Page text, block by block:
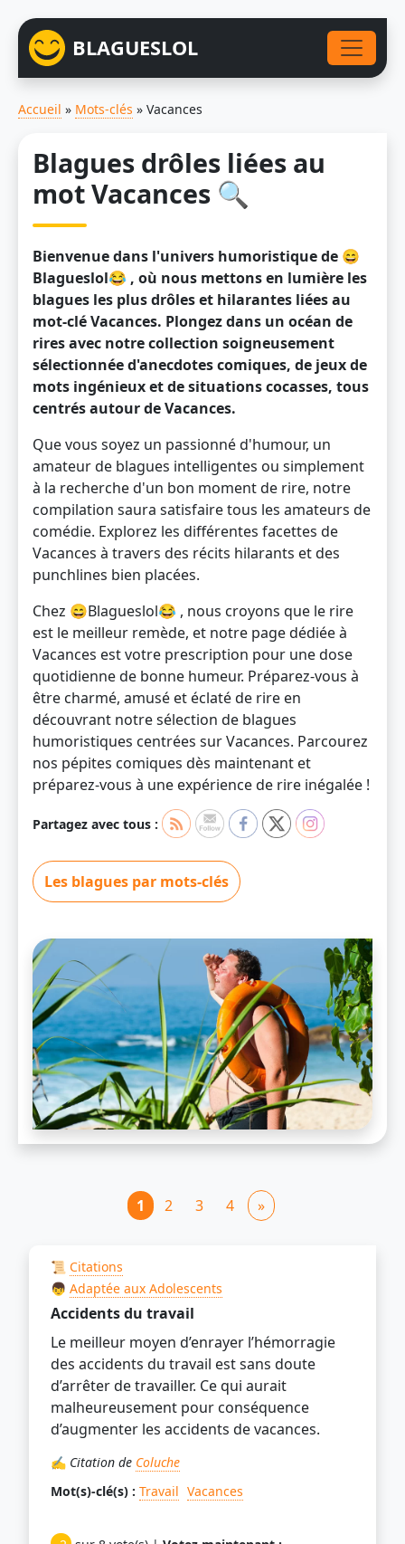
BLAGUESLOL
Accueil » Mots-clés » Vacances
Blagues drôles liées au
mot Vacances 🔍
Bienvenue dans l'univers humoristique de 😄
Blagueslol😂 , où nous mettons en lumière les
blagues les plus drôles et hilarantes liées au
mot-clé Vacances. Plongez dans un océan de
rires avec notre collection soigneusement
sélectionnée d'anecdotes comiques, de jeux de
mots ingénieux et de situations cocasses, tous
centrés autour de Vacances.
Que vous soyez un passionné d'humour, un
amateur de blagues intelligentes ou simplement
à la recherche d'un bon moment de rire, notre
compilation saura satisfaire tous les amateurs de
comédie. Explorez les différentes facettes de
Vacances à travers des récits hilarants et des
punchlines bien placées.
Chez 😄Blagueslol😂 , nous croyons que le rire
est le meilleur remède, et notre page dédiée à
Vacances est votre prescription pour une dose
quotidienne de bonne humeur. Préparez-vous à
être charmé, amusé et éclaté de rire en
découvrant notre sélection de blagues
humoristiques centrées sur Vacances. Parcourez
nos pépites comiques dès maintenant et
préparez-vous à une expérience de rire inégalée !
Partagez avec tous :
Les blagues par mots-clés
1 2 3 4 »
📜 Citations
👦 Adaptée aux Adolescents
Accidents du travail
Le meilleur moyen d’enrayer l’hémorragie
des accidents du travail est sans doute
d’arrêter de travailler. Ce qui aurait
malheureusement pour conséquence
d’augmenter les accidents de vacances.
✍️ Citation de Coluche
Mot(s)-clé(s) : Travail Vacances